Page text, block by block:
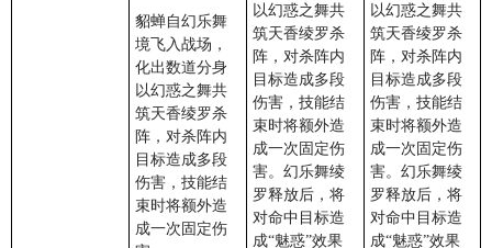
貂蝉自幻乐舞
境飞入战场，
化出数道分身
以幻惑之舞共
筑天香绫罗杀
阵，对杀阵内
目标造成多段
伤害，技能结
束时将额外造
成一次固定伤
以幻惑之舞共
筑天香绫罗杀
阵，对杀阵内
目标造成多段
伤害，技能结
束时将额外造
成一次固定伤
害。幻乐舞绫
罗释放后，将
对命中目标造
成“魅惑”效果
以幻惑之舞共
筑天香绫罗杀
阵，对杀阵内
目标造成多段
伤害，技能结
束时将额外造
成一次固定伤
害。幻乐舞绫
罗释放后，将
对命中目标造
成“魅惑”效果